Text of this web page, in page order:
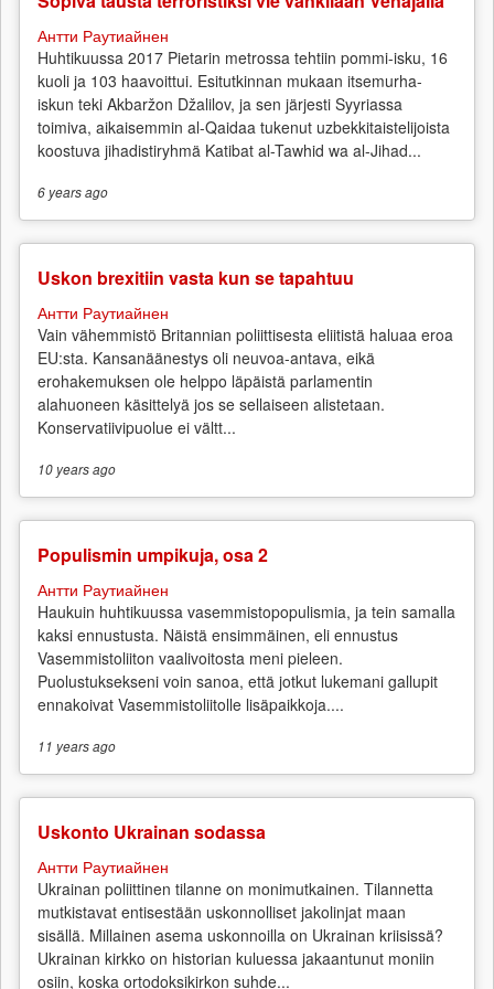
Антти Раутиайнен
Huhtikuussa 2017 Pietarin metrossa tehtiin pommi-isku, 16
kuoli ja 103 haavoittui. Esitutkinnan mukaan itsemurha-
iskun teki Akbaržon Džalilov, ja sen järjesti Syyriassa
toimiva, aikaisemmin al-Qaidaa tukenut uzbekkitaistelijoista
koostuva jihadistiryhmä Katibat al-Tawhid wa al-Jihad...
6 yearsago
Uskon brexitiin vasta kun se tapahtuu
Антти Раутиайнен
Vain vähemmistö Britannian poliittisesta eliitistä haluaa eroa
EU:sta. Kansanäänestys oli neuvoa-antava, eikä
erohakemuksen ole helppo läpäistä parlamentin
alahuoneen käsittelyä jos se sellaiseen alistetaan.
Konservatiivipuolue ei vältt...
10 yearsago
Populismin umpikuja, osa 2
Антти Раутиайнен
Haukuin huhtikuussa vasemmistopopulismia, ja tein samalla
kaksi ennustusta. Näistä ensimmäinen, eli ennustus
Vasemmistoliiton vaalivoitosta meni pieleen.
Puolustuksekseni voin sanoa, että jotkut lukemani gallupit
ennakoivat Vasemmistoliitolle lisäpaikkoja....
11 yearsago
Uskonto Ukrainan sodassa
Антти Раутиайнен
Ukrainan poliittinen tilanne on monimutkainen. Tilannetta
mutkistavat entisestään uskonnolliset jakolinjat maan
sisällä. Millainen asema uskonnoilla on Ukrainan kriisissä?
Ukrainan kirkko on historian kuluessa jakaantunut moniin
osiin, koska ortodoksikirkon suhde...